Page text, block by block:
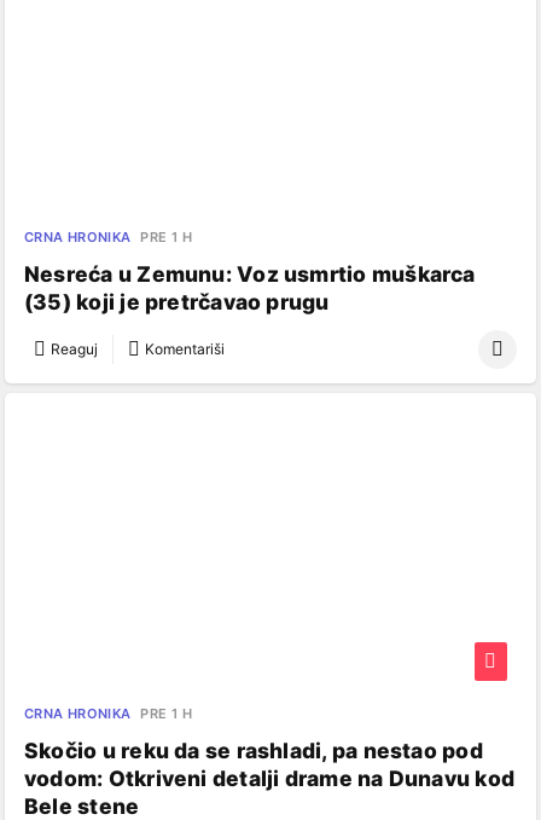
CRNA HRONIKA PRE 1 H
Nesreća u Zemunu: Voz usmrtio muškarca
(35) koji je pretrčavao prugu
Reaguj Komentariši
CRNA HRONIKA PRE 1 H
Skočio u reku da se rashladi, pa nestao pod
vodom: Otkriveni detalji drame na Dunavu kod
Bele stene